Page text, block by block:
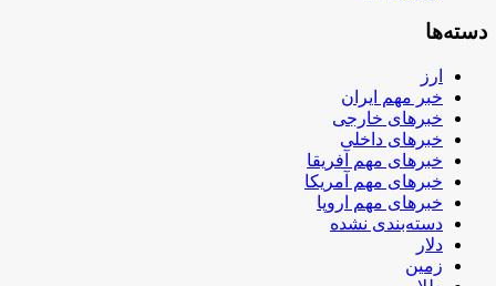
دسته‌ها
ارز
خبر مهم ایران
خبرهای خارجی
خبرهای داخلی
خبرهای مهم آفریقا
خبرهای مهم آمریکا
خبرهای مهم اروپا
دسته‌بندی نشده
دلار
زمین